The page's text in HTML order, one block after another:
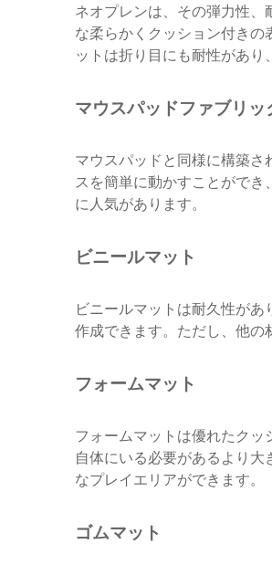
ネオプレンは、その弾力性
な柔らかくクッション付き
ットは折り目にも耐性があり
マウスパッドファブリッ
マウスパッドと同様に構築
スを簡単に動かすことがで
に人気があります。
ビニールマット
ビニールマットは耐久性が
作成できます。ただし、他の
フォームマット
フォームマットは優れたク
自体にいる必要があるより
なプレイエリアができます。
ゴムマット